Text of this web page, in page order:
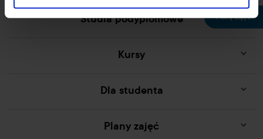
Plany zajęć
Studia podyplomowe
Kursy
Dla studenta
Plany zajęć